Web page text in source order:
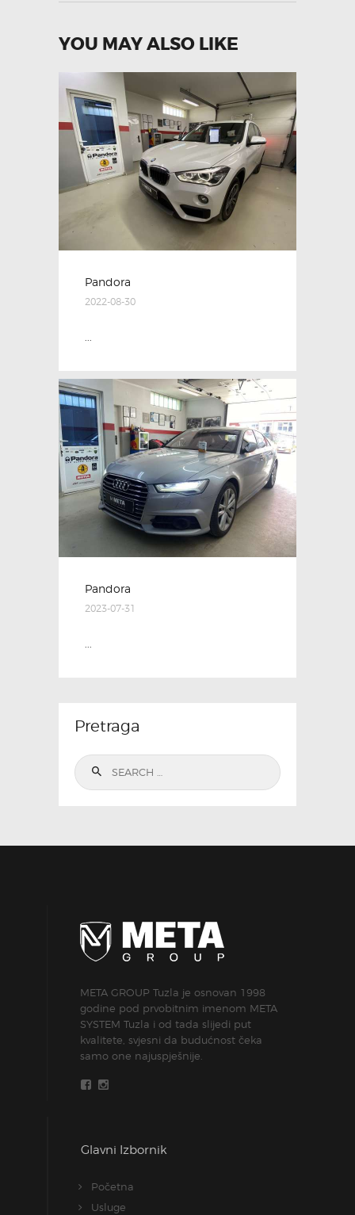
YOU MAY ALSO LIKE
Pandora
2022-08-30
...
Pandora
2023-07-31
...
Pretraga
Search
for:
META GROUP Tuzla je osnovan 1998
godine pod prvobitnim imenom META
SYSTEM Tuzla i od tada slijedi put
kvalitete, svjesni da budućnost čeka
samo one najuspješnije.
Glavni Izbornik
Početna
Usluge